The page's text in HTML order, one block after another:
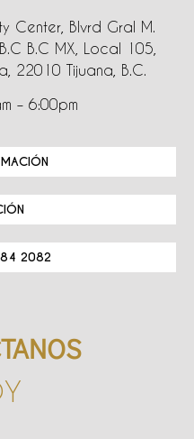
Center, Blvrd Gral M.
B.C MX, Local 105,
22010 Tijuana, B.C.
– 6:00pm
2082